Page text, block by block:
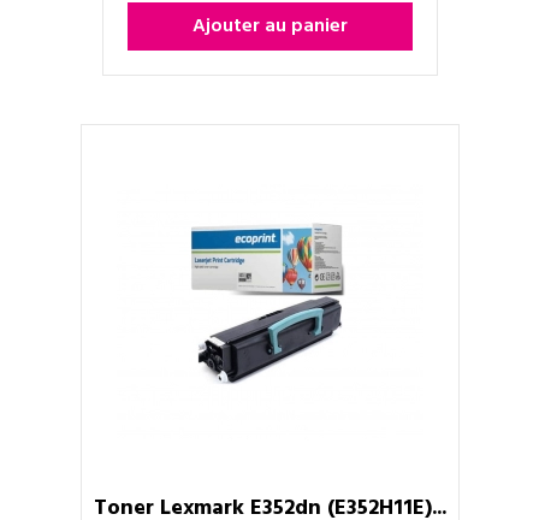
Ajouter au panier
Toner Lexmark E352dn (E352H11E)...